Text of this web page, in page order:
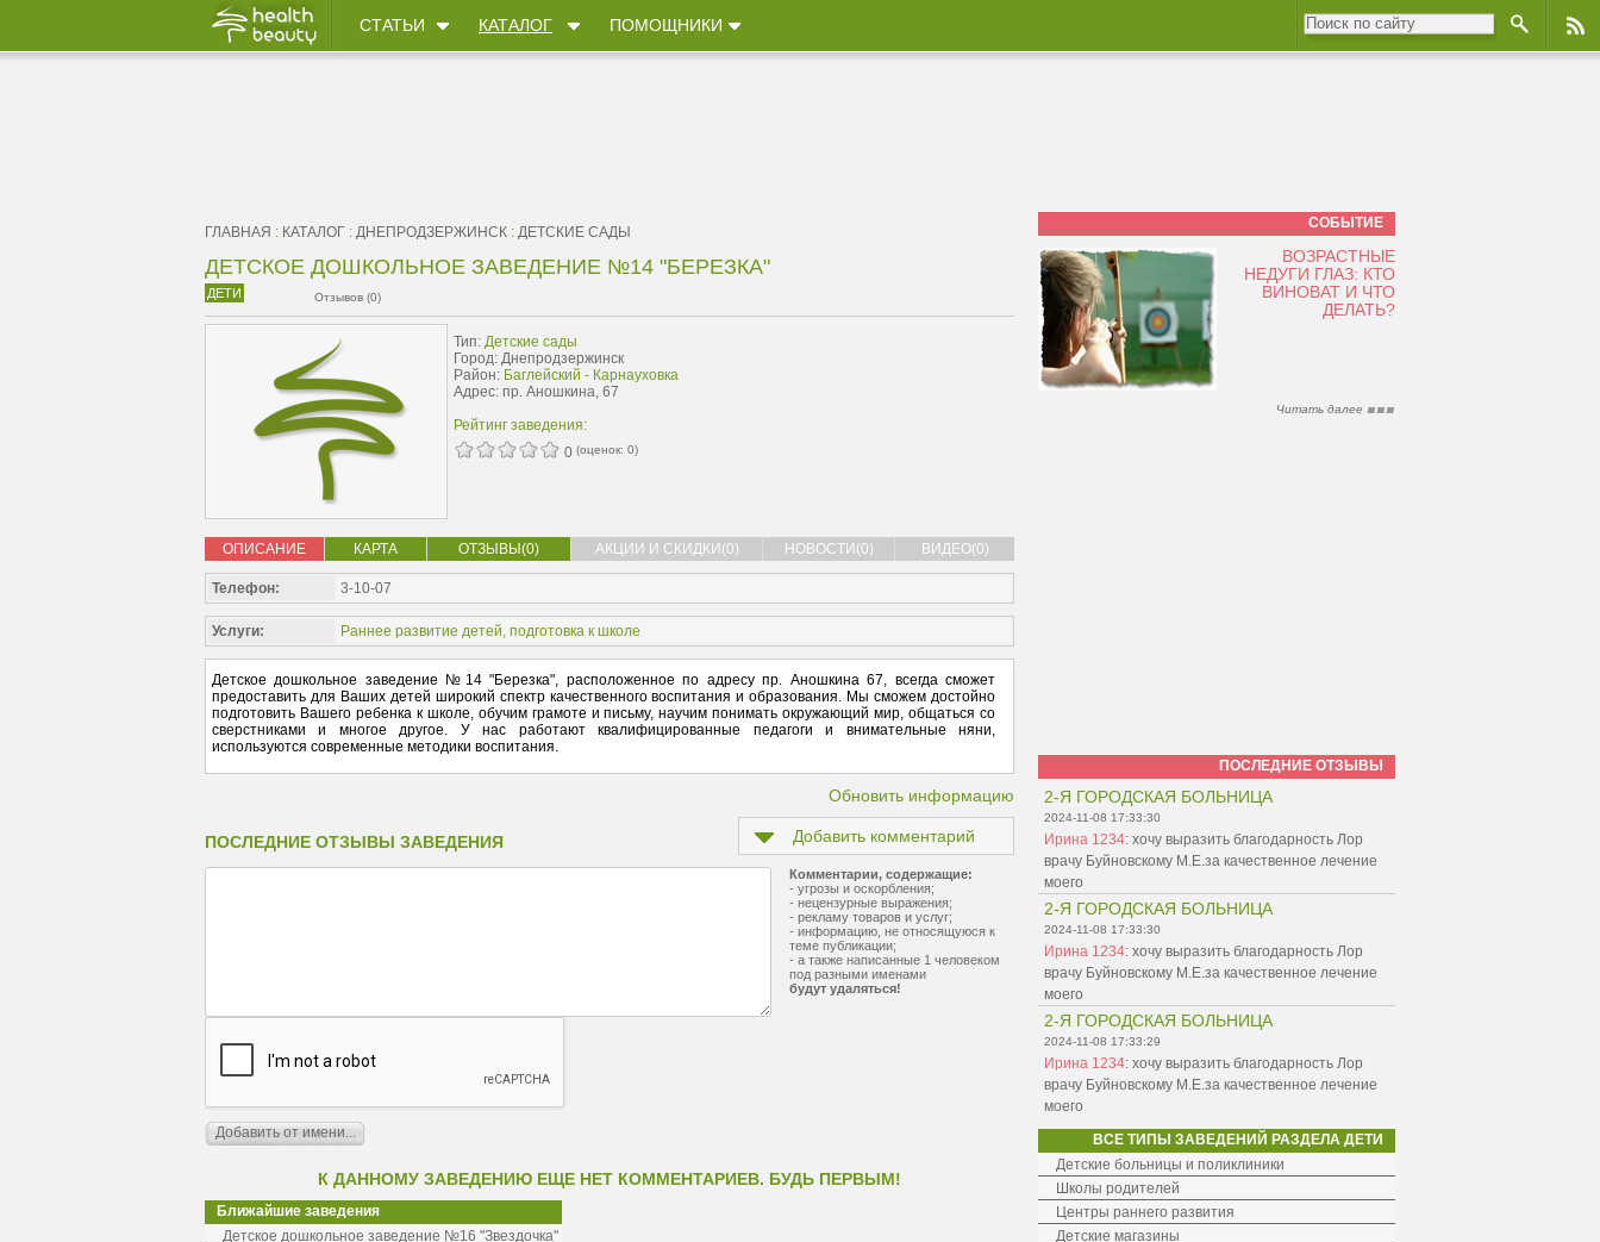
СТАТЬИ КАТАЛОГ ПОМОЩНИКИ
ГЛАВНАЯ : КАТАЛОГ : ДНЕПРОДЗЕРЖИНСК : ДЕТСКИЕ САДЫ
ДЕТСКОЕ ДОШКОЛЬНОЕ ЗАВЕДЕНИЕ №14 "БЕРЕЗКА"
ДЕТИ Отзывов (0)
Тип: Детские сады
Город: Днепродзержинск
Район: Баглейский - Карнауховка
Адрес: пр. Аношкина, 67
Рейтинг заведения:
0 (оценок: 0)
ОПИСАНИЕ КАРТА ОТЗЫВЫ(0) АКЦИИ И СКИДКИ(0) НОВОСТИ(0) ВИДЕО(0)
Телефон: 3-10-07
Услуги: Раннее развитие детей, подготовка к школе
Детское дошкольное заведение №14 "Березка", расположенное по адресу пр. Аношкина 67, всегда сможет
предоставить для Ваших детей широкий спектр качественного воспитания и образования. Мы сможем достойно
подготовить Вашего ребенка к школе, обучим грамоте и письму, научим понимать окружающий мир, общаться со
сверстниками и многое другое. У нас работают квалифицированные педагоги и внимательные няни,
используются современные методики воспитания.
Обновить информацию
ПОСЛЕДНИЕ ОТЗЫВЫ ЗАВЕДЕНИЯ Добавить комментарий
Комментарии, содержащие:
- угрозы и оскорбления;
- нецензурные выражения;
- рекламу товаров и услуг;
- информацию, не относящуюся к
теме публикации;
- а также написанные 1 человеком
под разными именами
будут удаляться!
К ДАННОМУ ЗАВЕДЕНИЮ ЕЩЕ НЕТ КОММЕНТАРИЕВ. БУДЬ ПЕРВЫМ!
Ближайшие заведения
Детское дошкольное заведение №16 "Звездочка"
СОБЫТИЕ
ВОЗРАСТНЫЕ
НЕДУГИ ГЛАЗ: КТО
ВИНОВАТ И ЧТО
ДЕЛАТЬ?
Читать далее
ПОСЛЕДНИЕ ОТЗЫВЫ
2-Я ГОРОДСКАЯ БОЛЬНИЦА
2024-11-08 17:33:30
Ирина 1234: хочу выразить благодарность Лор
врачу Буйновскому М.Е.за качественное лечение
моего
2-Я ГОРОДСКАЯ БОЛЬНИЦА
2024-11-08 17:33:30
Ирина 1234: хочу выразить благодарность Лор
врачу Буйновскому М.Е.за качественное лечение
моего
2-Я ГОРОДСКАЯ БОЛЬНИЦА
2024-11-08 17:33:29
Ирина 1234: хочу выразить благодарность Лор
врачу Буйновскому М.Е.за качественное лечение
моего
ВСЕ ТИПЫ ЗАВЕДЕНИЙ РАЗДЕЛА ДЕТИ
Детские больницы и поликлиники
Школы родителей
Центры раннего развития
Детские магазины